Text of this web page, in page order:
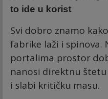
to ide u korist
Svi dobro znamo
fabrike laži i spinova.
portalima prostor
nanosi direktnu
i slabi kritičku masu.